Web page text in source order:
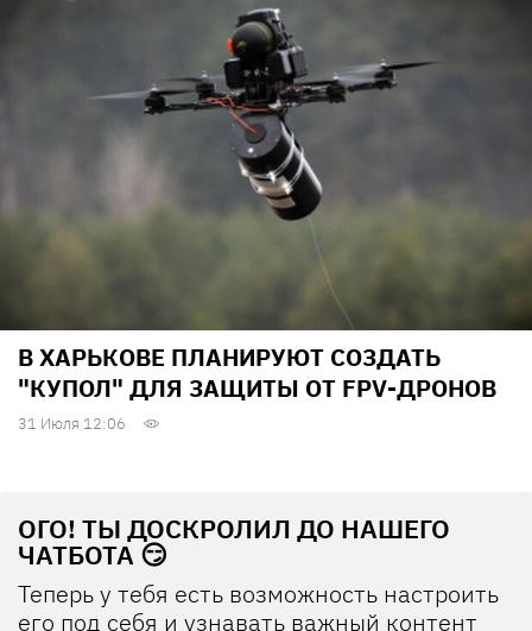
В ХАРЬКОВЕ ПЛАНИРУЮТ СОЗДАТЬ
"КУПОЛ" ДЛЯ ЗАЩИТЫ ОТ FPV-ДРОНОВ
31 Июля 12:06
ОГО! ТЫ ДОСКРОЛИЛ ДО НАШЕГО
ЧАТБОТА 😏
Теперь у тебя есть возможность настроить
его под себя и узнавать важный контент